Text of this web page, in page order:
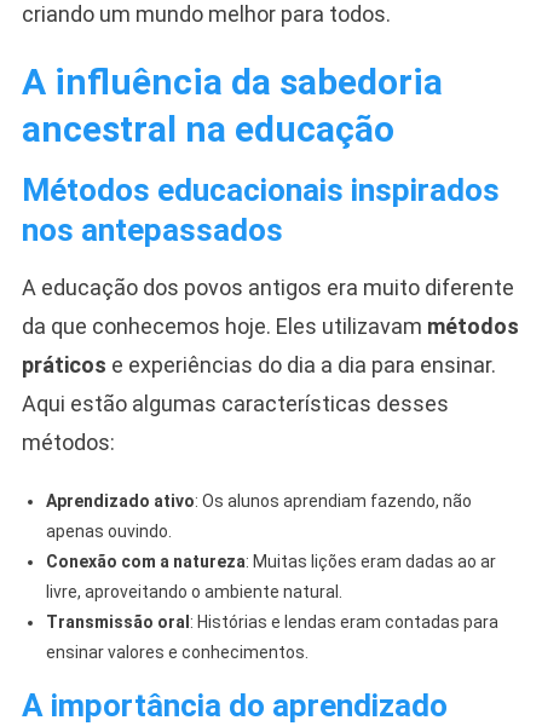
criando um mundo melhor para todos.
A influência da sabedoria
ancestral na educação
Métodos educacionais inspirados
nos antepassados
A educação dos povos antigos era muito diferente
da que conhecemos hoje. Eles utilizavam métodos
práticos e experiências do dia a dia para ensinar.
Aqui estão algumas características desses
métodos:
Aprendizado ativo: Os alunos aprendiam fazendo, não
apenas ouvindo.
Conexão com a natureza: Muitas lições eram dadas ao ar
livre, aproveitando o ambiente natural.
Transmissão oral : Histórias e lendas eram contadas para
ensinar valores e conhecimentos.
A importância do aprendizado